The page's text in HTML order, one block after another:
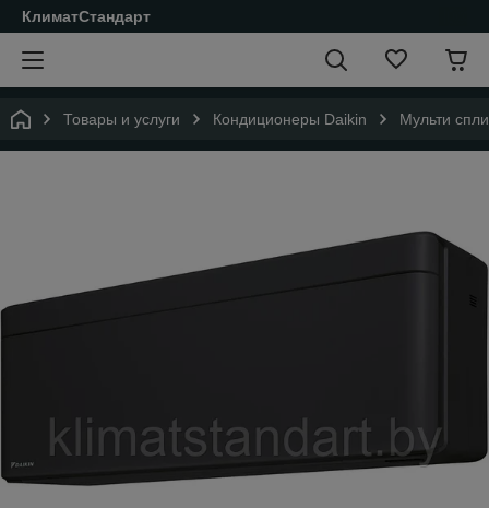
КлиматСтандарт
Товары и услуги Кондиционеры Daikin Мульти